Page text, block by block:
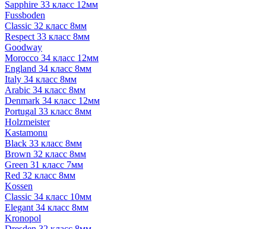
Sapphire 33 класс 12мм
Fussboden
Classic 32 класс 8мм
Respect 33 класс 8мм
Goodway
Morocco 34 класс 12мм
England 34 класс 8мм
Italy 34 класс 8мм
Arabic 34 класс 8мм
Denmark 34 класс 12мм
Portugal 33 класс 8мм
Holzmeister
Kastamonu
Black 33 класс 8мм
Brown 32 класс 8мм
Green 31 класс 7мм
Red 32 класс 8мм
Kossen
Classic 34 класс 10мм
Elegant 34 класс 8мм
Kronopol